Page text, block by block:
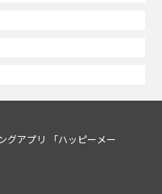
グアプリ 「ハッピーメー